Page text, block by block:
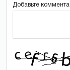
Добавьте